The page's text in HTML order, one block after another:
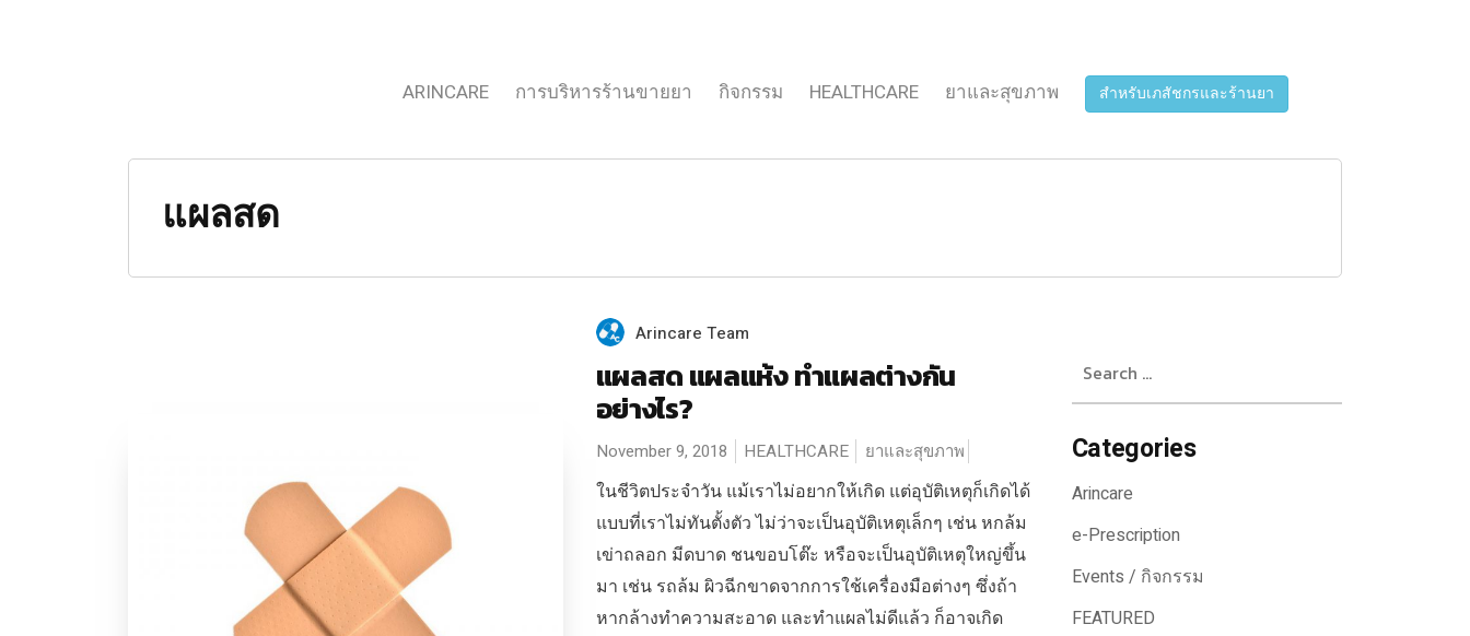
ARINCARE การบริหารร้านขายยา กิจกรรม HEALTHCARE ยาและสุขภาพ สำหรับเภสัชกรและร้านยา
แผลสด
Arincare Team
แผลสด แผลแห้ง ทำแผลต่างกัน
อย่างไร?
November 9, 2018 HEALTHCARE ยาและสุขภาพ
ในชีวิตประจำวัน แม้เราไม่อยากให้เกิด แต่อุบัติเหตุก็เกิดได้
แบบที่เราไม่ทันตั้งตัว ไม่ว่าจะเป็นอุบัติเหตุเล็กๆ เช่น หกล้ม
เข่าถลอก มีดบาด ชนขอบโต๊ะ หรือจะเป็นอุบัติเหตุใหญ่ขึ้น
มา เช่น รถล้ม ผิวฉีกขาดจากการใช้เครื่องมือต่างๆ ซึ่งถ้า
หากล้างทำความสะอาด และทำแผลไม่ดีแล้ว ก็อาจเกิด
for:
Categories
Arincare
e-Prescription
Events / กิจกรรม
FEATURED